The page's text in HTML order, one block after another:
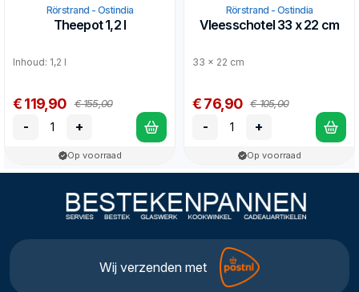
Rörstrand - Ostindia
Theepot 1,2 l
Inhoud: 1,2 l
€ 119,90 € 155,00
- +
Op voorraad
Rörstrand - Ostindia
Vleesschotel 33 x 22 cm
33 x 22 cm
€ 76,90 € 105,00
- +
Op voorraad
Wij verzenden met